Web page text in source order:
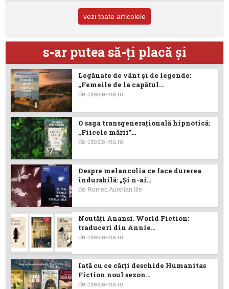
vezi toate articolele
s-ar putea să-ţi placă şi
Legănate de vânt și de legende:
„Femeile de la capătul...
deciteste-ma.ro
O saga transgenerațională hipnotică:
„Fiicele mării”...
deciteste-ma.ro
Despre melancolia ce face durerea
îndurabilă: „Și n-ai...
de Romeo Aurelian Ilie
Noutăţi Anansi. World Fiction:
traduceri din Annie...
deciteste-ma.ro
Iată cu ce cărţi deschide Humanitas
Fiction noul sezon...
deciteste-ma.ro